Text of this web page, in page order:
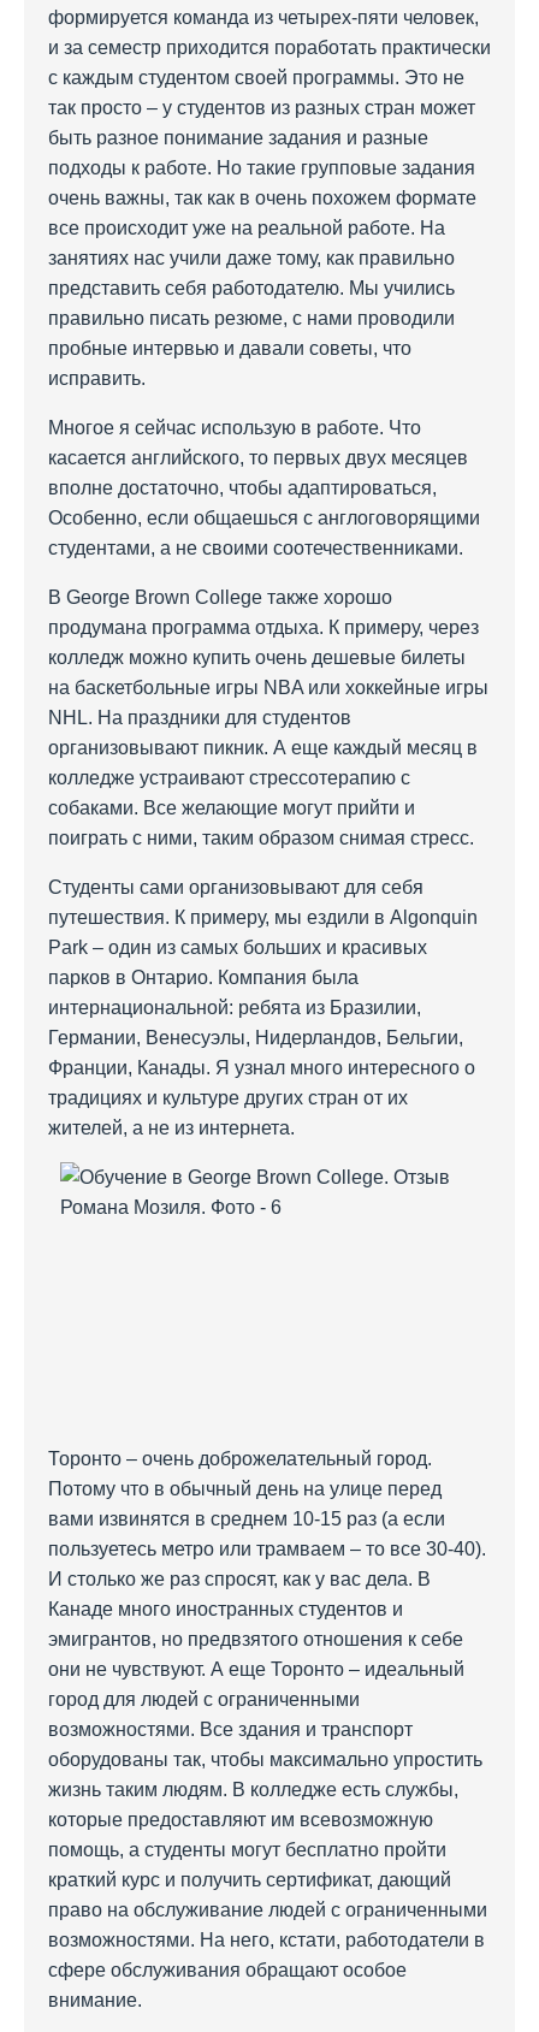
формируется команда из четырех-пяти человек,
и за семестр приходится поработать практически
с каждым студентом своей программы. Это не
так просто – у студентов из разных стран может
быть разное понимание задания и разные
подходы к работе. Но такие групповые задания
очень важны, так как в очень похожем формате
все происходит уже на реальной работе. На
занятиях нас учили даже тому, как правильно
представить себя работодателю. Мы учились
правильно писать резюме, с нами проводили
пробные интервью и давали советы, что
исправить.
Многое я сейчас использую в работе. Что
касается английского, то первых двух месяцев
вполне достаточно, чтобы адаптироваться,
Особенно, если общаешься с англоговорящими
студентами, а не своими соотечественниками.
В George Brown College также хорошо
продумана программа отдыха. К примеру, через
колледж можно купить очень дешевые билеты
на баскетбольные игры NBA или хоккейные игры
NHL. На праздники для студентов
организовывают пикник. А еще каждый месяц в
колледже устраивают стрессотерапию с
собаками. Все желающие могут прийти и
поиграть с ними, таким образом снимая стресс.
Студенты сами организовывают для себя
путешествия. К примеру, мы ездили в Algonquin
Park – один из самых больших и красивых
парков в Онтарио. Компания была
интернациональной: ребята из Бразилии,
Германии, Венесуэлы, Нидерландов, Бельгии,
Франции, Канады. Я узнал много интересного о
традициях и культуре других стран от их
жителей, а не из интернета.
Торонто – очень доброжелательный город.
Потому что в обычный день на улице перед
вами извинятся в среднем 10-15 раз (а если
пользуетесь метро или трамваем – то все 30-40).
И столько же раз спросят, как у вас дела. В
Канаде много иностранных студентов и
эмигрантов, но предвзятого отношения к себе
они не чувствуют. А еще Торонто – идеальный
город для людей с ограниченными
возможностями. Все здания и транспорт
оборудованы так, чтобы максимально упростить
жизнь таким людям. В колледже есть службы,
которые предоставляют им всевозможную
помощь, а студенты могут бесплатно пройти
краткий курс и получить сертификат, дающий
право на обслуживание людей с ограниченными
возможностями. На него, кстати, работодатели в
сфере обслуживания обращают особое
внимание.